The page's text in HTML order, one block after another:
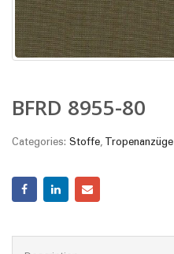
BFRD 8955-80
Categories: Stoffe, Tropenanzüge